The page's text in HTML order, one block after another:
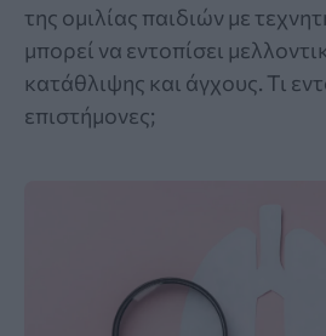
της ομιλίας παιδιών με
μπορεί να εντοπίσει
κατάθλιψης και άγχους. Τι
επιστήμονες;